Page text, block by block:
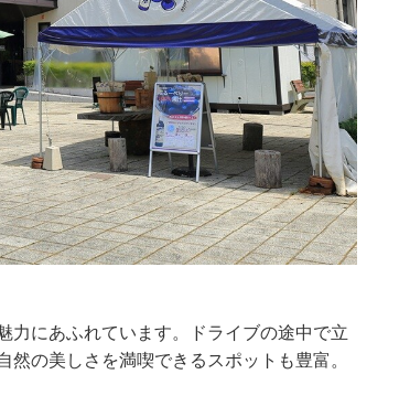
力にあふれています。ドライブの途中で立
の美しさを満喫できるスポットも豊富。